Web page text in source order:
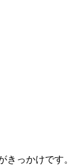
きっかけです。